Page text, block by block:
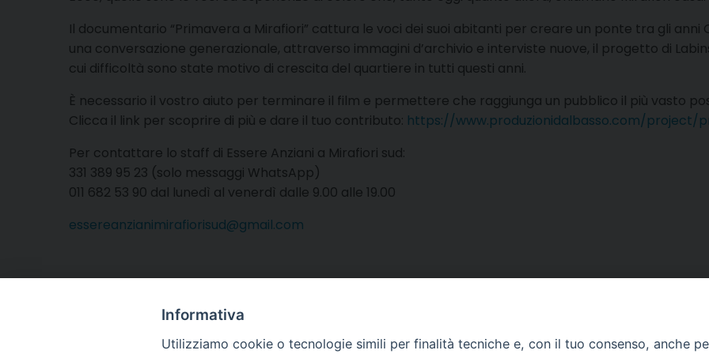
Il documentario “Primavera a Mirafiori” cattura le voci dei suoi abitanti per creare un ponte tra gli
una conversazione generazionale, attraverso immagini d’archivio e interviste nuove, il progetto di
cui difficoltà sono state motivo di crescita del quartiere in tutti questi anni.
È necessario il vostro aiuto per terminare il film e permettere che raggiunga un pubblico il più vasto
Clicca il link per scoprire di più e dare il tuo contributo: https://www.produzionidalbasso.com/project/
Per contattare lo staff di Essere Anziani a Mirafiori sud:
331 389 95 23 (solo messaggi WhatsApp)
011 682 53 90 dal lunedì al venerdì dalle 9.00 alle 19.00
essereanzianimirafiorisud@gmail.com
Informativa
Utilizziamo cookie o tecnologie simili per finalità tecniche e, con il tuo consenso, anche